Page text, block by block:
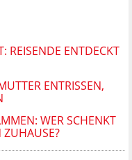
REISENDE ENTDECKT
ENTRISSEN,
WER SCHENKT
ZUHAUSE?